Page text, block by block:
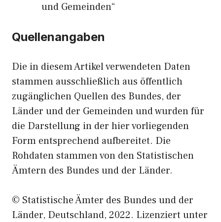
und Gemeinden“
Quellenangaben
Die in diesem Artikel verwendeten Daten
stammen ausschließlich aus öffentlich
zugänglichen Quellen des Bundes, der
Länder und der Gemeinden und wurden für
die Darstellung in der hier vorliegenden
Form entsprechend aufbereitet. Die
Rohdaten stammen von den Statistischen
Ämtern des Bundes und der Länder.
© Statistische Ämter des Bundes und der
Länder, Deutschland, 2022. Lizenziert unter